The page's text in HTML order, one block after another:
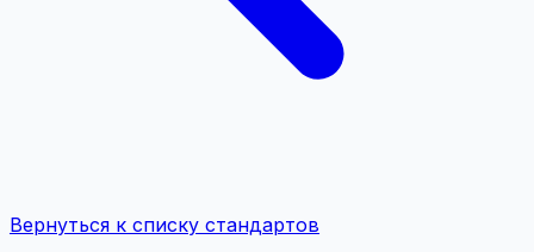
Вернуться к списку стандартов